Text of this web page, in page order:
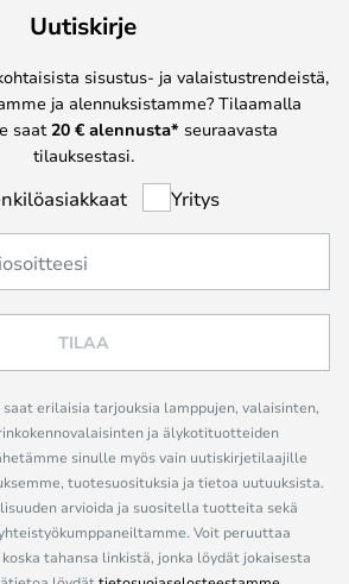
Uutiskirje
sisustus- ja valaistustrendeistä,
ja alennuksistamme? Tilaamalla
saat 20 € alennusta* seuraavasta
tilauksestasi.
Yritys
TILAA
erilaisia tarjouksia lamppujen, valaisinten,
ja älykotituotteiden
sinulle myös vain uutiskirjetilaajille
tuotesuosituksia ja tietoa uutuuksista.
arvioida ja suositella tuotteita sekä
Voit peruuttaa
tahansa linkistä, jonka löydät jokaisesta